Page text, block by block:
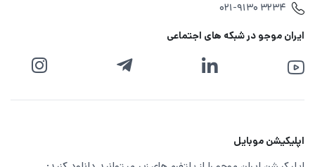
۰۲۱-۹۱۳۰ ۳۲۳۴
ایران موجو در شبکه های اجتماعی
اپلیکیشن موبایل